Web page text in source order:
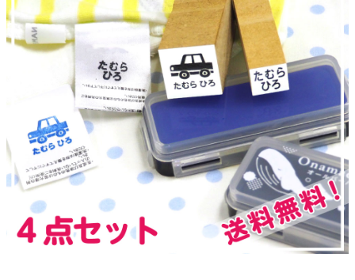
商品ガイド
会社概要
お問い合わせ
お客様へのお知
らせ